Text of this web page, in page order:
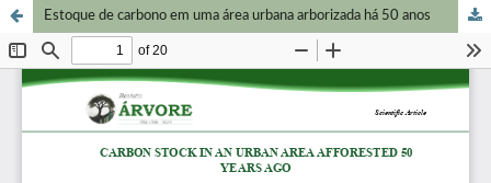
Estoque de carbono em uma área urbana arborizada há 50 anos